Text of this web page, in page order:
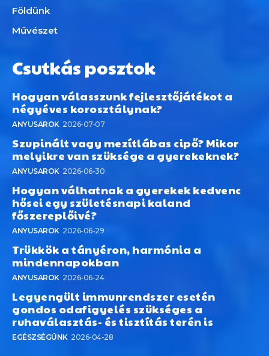
Földünk
Művészet
Csutkás posztok
Hogyan válasszunk fejlesztőjátékot a
négyéves korosztálynak?
ANYUSAROK 2026-07-07
Szupinált vagy mezítlábas cipő? Mikor
melyikre van szüksége a gyerekeknek?
ANYUSAROK 2026-06-30
Hogyan válhatnak a gyerekek kedvenc
hősei egy születésnapi kaland
főszereplőivé?
ANYUSAROK 2026-06-29
Trükkök a tányéron, harmónia a
mindennapokban
ANYUSAROK 2026-06-24
Legyengült immunrendszer esetén
gondos odafigyelés szükséges a
ruhaválasztás- és tisztítás terén is
EGÉSZSÉGÜNK 2026-04-28